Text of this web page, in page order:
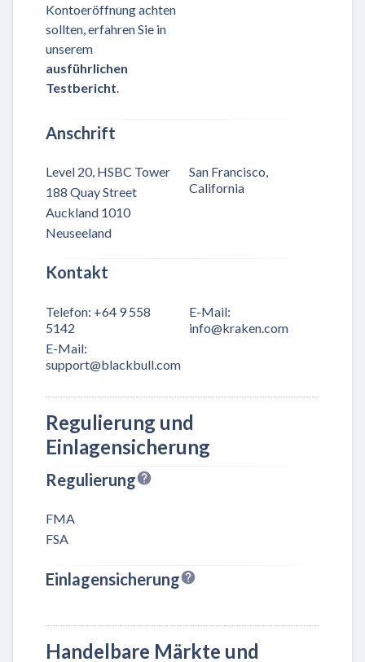
Kontoeröffnung achten
sollten, erfahren Sie in
unserem
ausführlichen
Testbericht
Anschrift
Level 20, HSBC Tower
188 Quay Street
Auckland 1010
Neuseeland
San Francisco,
California
Kontakt
Telefon: +64 9 558
5142
E-Mail:
support@blackbull.com
E-Mail:
info@kraken.com
Regulierung und
Einlagensicherung
Regulierung
FMA
FSA
Einlagensicherung
Handelbare Märkte und